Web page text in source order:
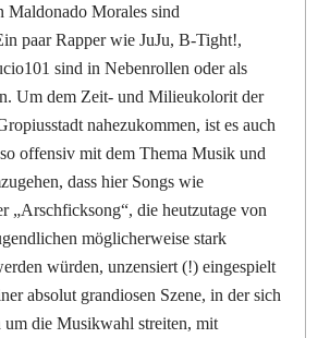
Maldonado Morales sind
paar Rapper wie JuJu, B-Tight!,
sind in Nebenrollen oder als
Um dem Zeit- und Milieukolorit der
nahezukommen, ist es auch
offensiv mit dem Thema Musik und
dass hier Songs wie
„Arschficksong“, die heutzutage von
möglicherweise stark
würden, unzensiert (!) eingespielt
absolut grandiosen Szene, in der sich
um die Musikwahl streiten, mit